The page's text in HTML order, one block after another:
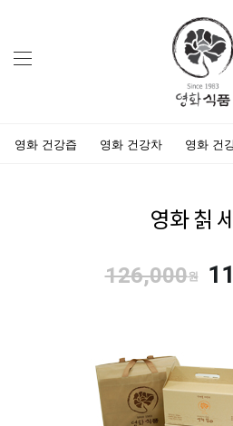
영화 건강즙 영화 건강차 영화 건
영화 칡
126,000원